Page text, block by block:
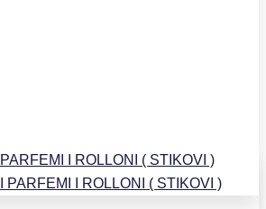
I ROLLONI ( STIKOVI )
PARFEMI I ROLLONI ( STIKOVI )